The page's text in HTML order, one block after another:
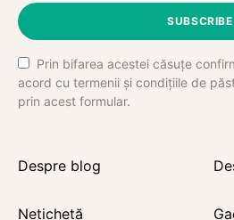
SUBSCRIBE
Prin bifarea acestei căsuțe
acord cu termenii și condițiile de
prin acest formular.
Despre blog
Netichetă